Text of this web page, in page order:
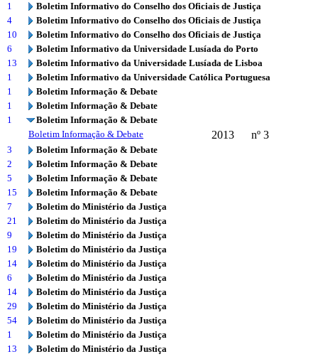
1
Boletim Informativo do Conselho dos Oficiais de Justiça
4
Boletim Informativo do Conselho dos Oficiais de Justiça
10
Boletim Informativo do Conselho dos Oficiais de Justiça
6
Boletim Informativo da Universidade Lusíada do Porto
13
Boletim Informativo da Universidade Lusíada de Lisboa
1
Boletim Informativo da Universidade Católica Portuguesa
1
Boletim Informação & Debate
1
Boletim Informação & Debate
1
Boletim Informação & Debate
Boletim Informação & Debate
2013 nº 3
3
Boletim Informação & Debate
2
Boletim Informação & Debate
5
Boletim Informação & Debate
15
Boletim Informação & Debate
7
Boletim do Ministério da Justiça
21
Boletim do Ministério da Justiça
9
Boletim do Ministério da Justiça
19
Boletim do Ministério da Justiça
14
Boletim do Ministério da Justiça
6
Boletim do Ministério da Justiça
14
Boletim do Ministério da Justiça
29
Boletim do Ministério da Justiça
54
Boletim do Ministério da Justiça
1
Boletim do Ministério da Justiça
13
Boletim do Ministério da Justiça